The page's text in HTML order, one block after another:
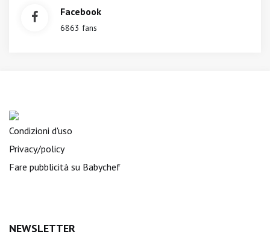
Facebook
6863 fans
Condizioni d'uso
Privacy/policy
Fare pubblicità su Babychef
NEWSLETTER